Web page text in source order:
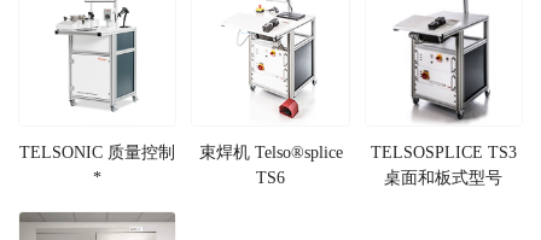
TELSONIC 质量控制
*
束焊机 Telso®splice
TS6
TELSOSPLICE TS3
桌面和板式型号